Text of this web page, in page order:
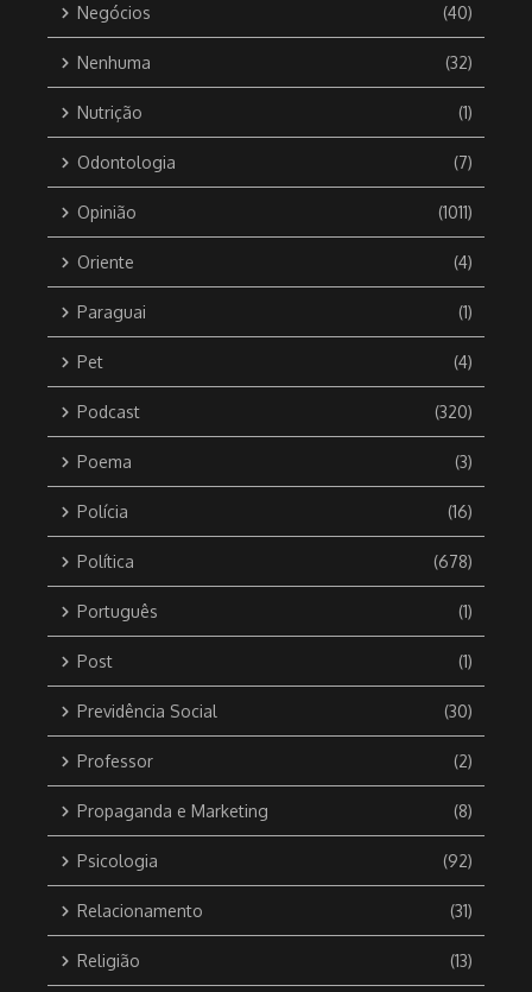
Negócios (40)
Nenhuma (32)
Nutrição (1)
Odontologia (7)
Opinião (1011)
Oriente (4)
Paraguai (1)
Pet (4)
Podcast (320)
Poema (3)
Polícia (16)
Política (678)
Português (1)
Post (1)
Previdência Social (30)
Professor (2)
Propaganda e Marketing (8)
Psicologia (92)
Relacionamento (31)
Religião (13)